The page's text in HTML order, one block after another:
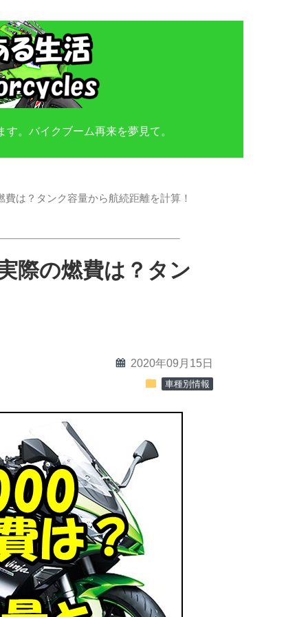
。バイクブーム再来を夢見て。
は？タンク容量から航続距離を計算！
際の燃費は？タン
calendar 2020年09月15日
folder 車種別情報